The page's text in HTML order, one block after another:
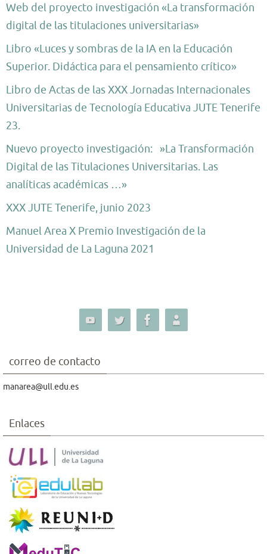
Web del proyecto investigación «La transformación
digital de las titulaciones universitarias»
Libro «Luces y sombras de la IA en la Educación
Superior. Didáctica para el pensamiento crítico»
Libro de Actas de las XXX Jornadas Internacionales
Universitarias de Tecnología Educativa JUTE Tenerife
23.
Nuevo proyecto investigación: »La Transformación
Digital de las Titulaciones Universitarias. Las
analíticas académicas …»
XXX JUTE Tenerife, junio 2023
Manuel Area X Premio Investigación de la
Universidad de La Laguna 2021
correo de contacto
manarea@ull.edu.es
Enlaces